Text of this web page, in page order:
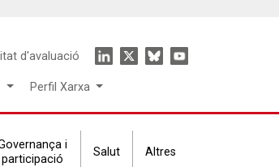
d'avaluació
Icon
menu
Perfil Xarxa
i
participació
Salut Altres